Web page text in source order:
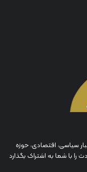
سیاسی، اقتصادی، حوزه
با شما به اشتراک بگذارد